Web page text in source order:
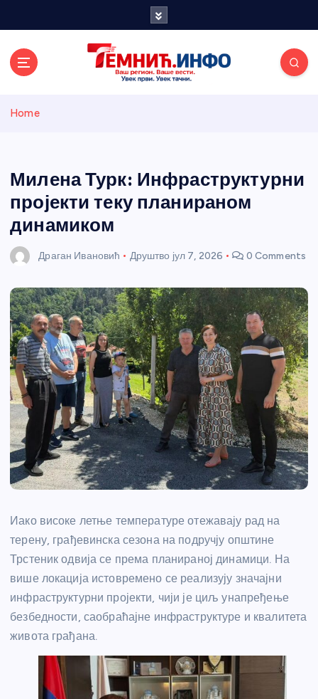
и портал
Home
Милена Турк: Инфраструктурни
пројекти теку планираном
динамиком
Драган Ивановић Друштво јул 7, 2026 0 Comments
Иако високе летње температуре отежавају рад на
терену, грађевинска сезона на подручју општине
Трстеник одвија се према планираној динамици. На
више локација истовремено се реализују значајни
инфраструктурни пројекти, чији је циљ унапређење
безбедности, саобраћајне инфраструктуре и квалитета
живота грађана.